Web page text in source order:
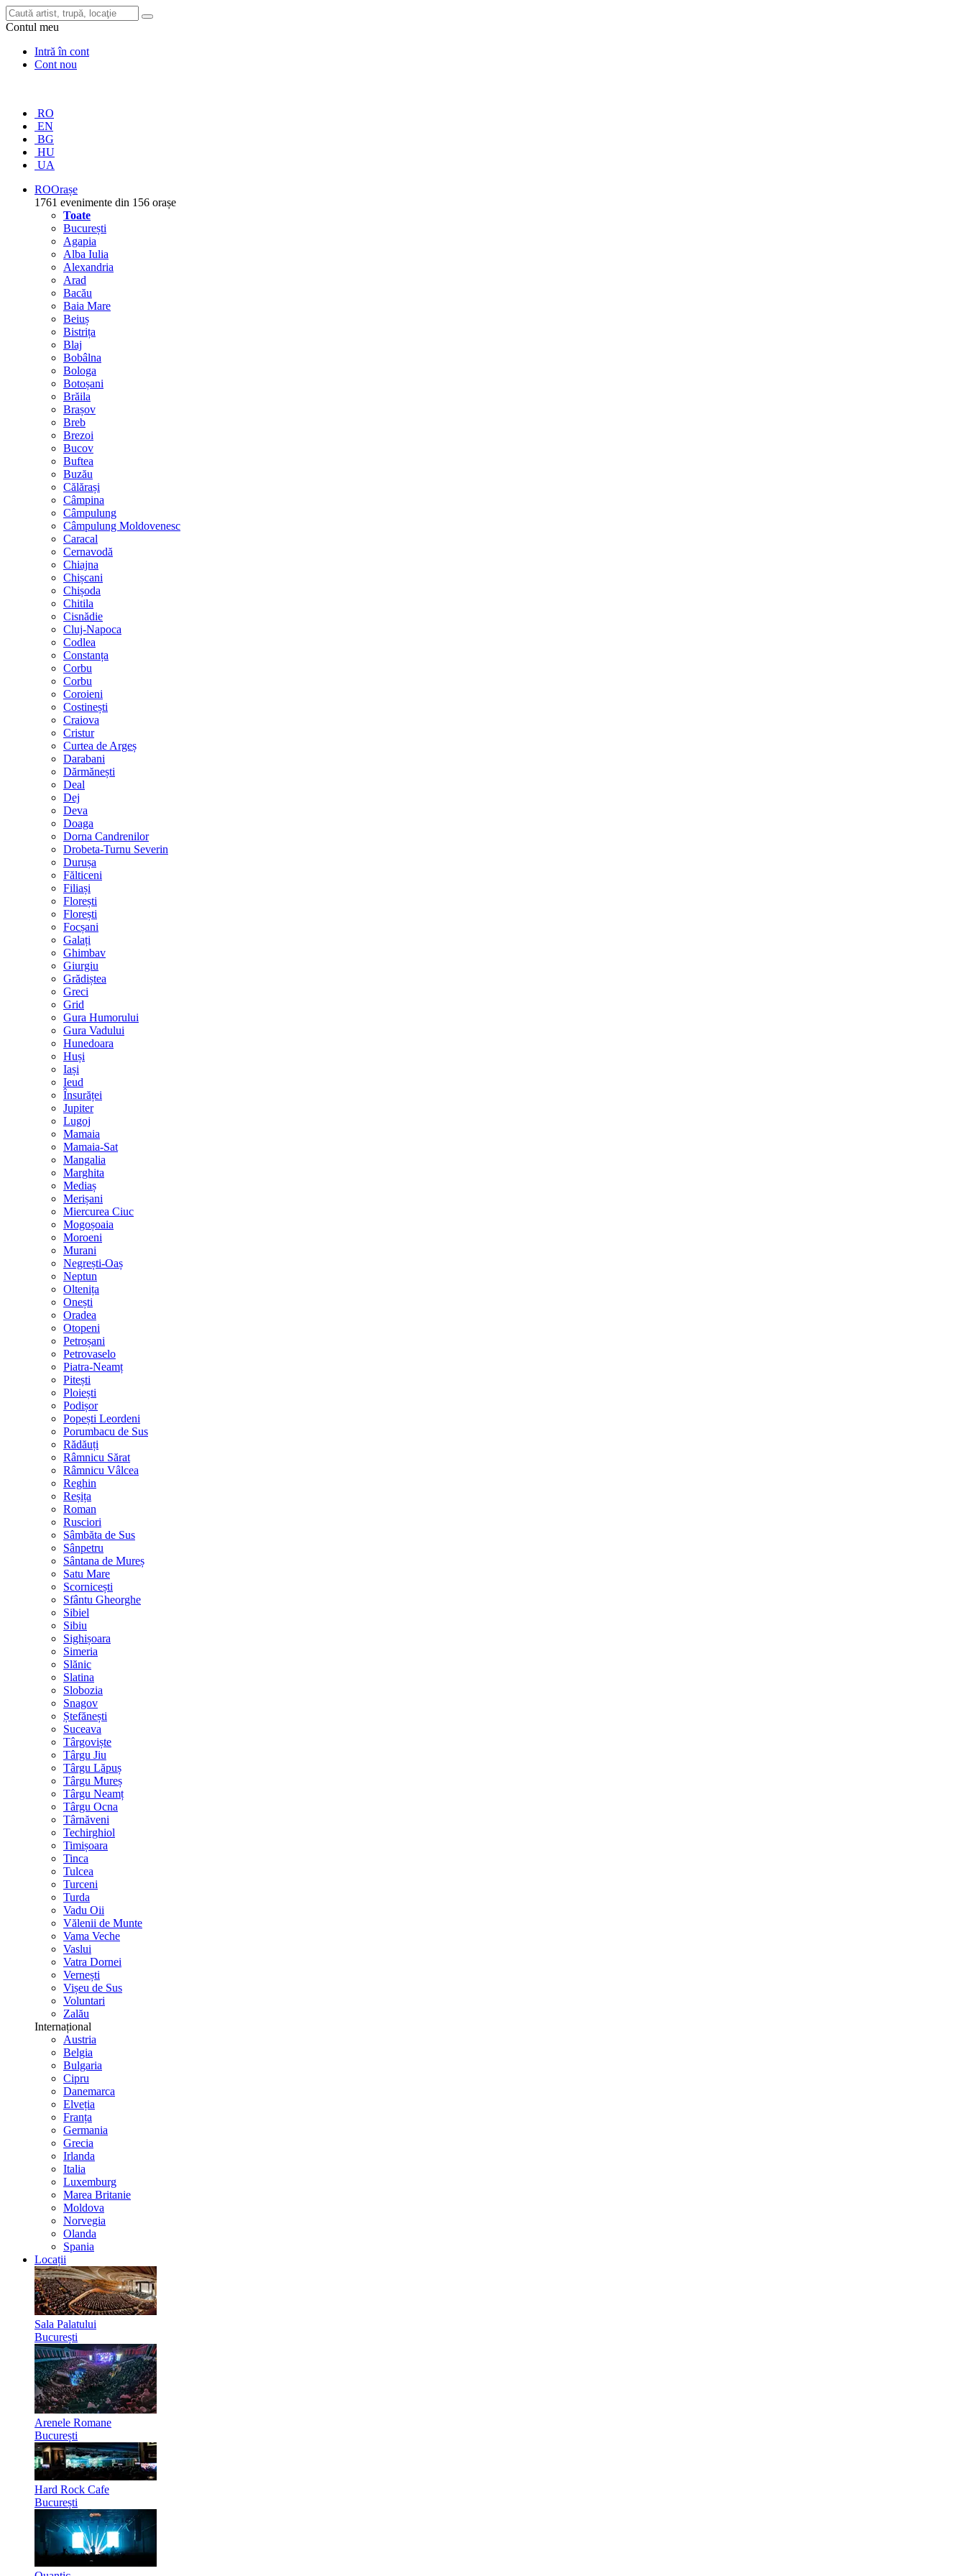
Contul meu
Intră în cont
Cont nou
RO
EN
BG
HU
UA
ROOrașe
1761 evenimente din 156 orașe
Toate
București
Agapia
Alba Iulia
Alexandria
Arad
Bacău
Baia Mare
Beiuș
Bistrița
Blaj
Bobâlna
Bologa
Botoșani
Brăila
Brașov
Breb
Brezoi
Bucov
Buftea
Buzău
Călărași
Câmpina
Câmpulung
Câmpulung Moldovenesc
Caracal
Cernavodă
Chiajna
Chișcani
Chișoda
Chitila
Cisnădie
Cluj-Napoca
Codlea
Constanța
Corbu
Corbu
Coroieni
Costinești
Craiova
Cristur
Curtea de Argeș
Darabani
Dărmănești
Deal
Dej
Deva
Doaga
Dorna Candrenilor
Drobeta-Turnu Severin
Durușa
Fălticeni
Filiași
Florești
Florești
Focșani
Galați
Ghimbav
Giurgiu
Grădiștea
Greci
Grid
Gura Humorului
Gura Vadului
Hunedoara
Huși
Iași
Ieud
Însurăței
Jupiter
Lugoj
Mamaia
Mamaia-Sat
Mangalia
Marghita
Mediaș
Merișani
Miercurea Ciuc
Mogoșoaia
Moroeni
Murani
Negrești-Oaș
Neptun
Oltenița
Onești
Oradea
Otopeni
Petroșani
Petrovaselo
Piatra-Neamț
Pitești
Ploiești
Podișor
Popești Leordeni
Porumbacu de Sus
Rădăuți
Râmnicu Sărat
Râmnicu Vâlcea
Reghin
Reșița
Roman
Rusciori
Sâmbăta de Sus
Sânpetru
Sântana de Mureș
Satu Mare
Scornicești
Sfântu Gheorghe
Sibiel
Sibiu
Sighișoara
Simeria
Slănic
Slatina
Slobozia
Snagov
Ștefănești
Suceava
Târgoviște
Târgu Jiu
Târgu Lăpuș
Târgu Mureș
Târgu Neamț
Târgu Ocna
Târnăveni
Techirghiol
Timișoara
Tinca
Tulcea
Turceni
Turda
Vadu Oii
Vălenii de Munte
Vama Veche
Vaslui
Vatra Dornei
Vernești
Vișeu de Sus
Voluntari
Zalău
Internațional
Austria
Belgia
Bulgaria
Cipru
Danemarca
Elveția
Franța
Germania
Grecia
Irlanda
Italia
Luxemburg
Marea Britanie
Moldova
Norvegia
Olanda
Spania
Locații
Sala Palatului
București
Arenele Romane
București
Hard Rock Cafe
București